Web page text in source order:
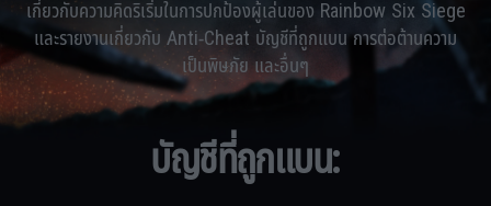
เกี่ยวกับความคิดริเริ่มในการปกป้องผู้เล่นของ Rainbow Six Siege
และรายงานเกี่ยวกับ Anti-Cheat บัญชีที่ถูกแบน การต่อต้านความ
เป็นพิษภัย และอื่นๆ
บัญชีที่ถูกแบน: